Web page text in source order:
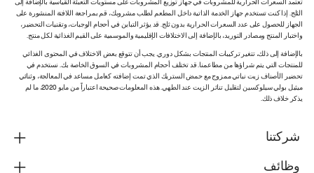
تعتمد السعرات الحرارية للمشروبات في جهاز توزيع المشروبات على مستويات التعبئة القياسية بالإضافة إلى
الثلج. إذا كنت تستخدم جهاز الخدمة الذاتية داخل المطعم لطلب مشروبك، قم بمراجعة اللافتة المنشورة على
الجهاز للحصول على عدد السعرات الحرارية بدون ثلج. قد يؤثر التباين في أحجام الوجبات، وتقنيات التحضير،
واختبار المنتج ومصادر التوريد، بالإضافة إلى الاختلافات الإقليمية والموسمية على القيم الغذائية لكل منتج.
بالإضافة إلى ذلك، تتغير تركيبات المنتجات بشكل دوري. يجب أن تتوقع بعض الاختلاف في المحتوى الغذائي
للمنتجات التي يتم شراؤها من مطاعمنا. قد تختلف أحجام المشروبات في السوق الخاصة بك. نستخدم في
تحضير الأصناف زيت نباتي ممزوج مع حمض الستريك الذي تمت إضافته كعامل مساعد في المعالجة، وثنائي
ميثيل بولي سيلوكسين لتقليل تناثر الزيت عند الطهي. هذه المعلومات صحيحة اعتباراً من مايو 2020، ما لم
يذكر خلاف ذلك.
شركتنا
وظائف